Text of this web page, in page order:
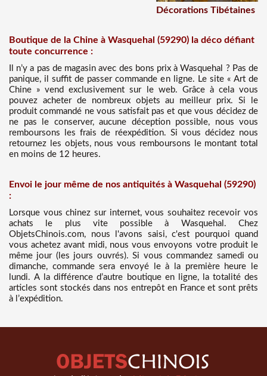
Décorations Tibétaines
Boutique de la Chine à Wasquehal (59290) la déco défiant
toute concurrence :
Il n’y a pas de magasin avec des bons prix à Wasquehal ? Pas de
panique, il suffit de passer commande en ligne. Le site « Art de
Chine » vend exclusivement sur le web. Grâce à cela vous
pouvez acheter de nombreux objets au meilleur prix. Si le
produit commandé ne vous satisfait pas et que vous décidez de
ne pas le conserver, aucune déception possible, nous vous
remboursons les frais de réexpédition. Si vous décidez nous
retournez les objets, nous vous remboursons le montant total
en moins de 12 heures.
Envoi le jour même de nos antiquités à Wasquehal (59290)
:
Lorsque vous chinez sur internet, vous souhaitez recevoir vos
achats le plus vite possible à Wasquehal. Chez
ObjetsChinois.com, nous l'avons saisi, c'est pourquoi quand
vous achetez avant midi, nous vous envoyons votre produit le
même jour (les jours ouvrés). Si vous commandez samedi ou
dimanche, commande sera envoyé le à la première heure le
lundi. A la différence d’autre boutique en ligne, la totalité des
articles sont stockés dans nos entrepôt en France et sont prêts
à l’expédition.